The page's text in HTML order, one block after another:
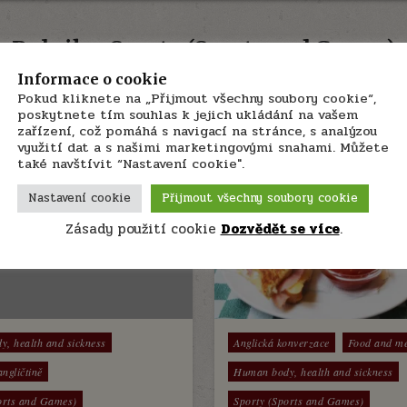
Rubrika:Sporty (Sports and Games)
health and sickness
and Games)
Posted
in
Anglická konverzace
Food and
Human body, health and sickness
Sporty (Sports and Games)
Informace o cookie
Pokud kliknete na „Přijmout všechny soubory cookie“,
poskytnete tím souhlas k jejich ukládání na vašem
zařízení, což pomáhá s navigací na stránce, s analýzou
využití dat a s našimi marketingovými snahami. Můžete
také navštívit “Nastavení cookie".
Nastavení cookie Přijmout všechny soubory cookie
Zásady použití cookie Dozvědět se více.